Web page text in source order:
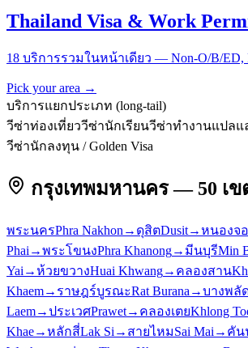
Thailand Visa & Work
18 บริการรวมในหน้าเดียว — Non-O/B/ED,
Pick your area →
บริการแยกประเภท (long-tail)
วีซ่าท่องเที่ยววีซ่านักเรียนวีซ่าทำงานแปลแ
วีซ่านักลงทุน / Golden Visa
กรุงเทพมหานคร — 50 เข
พระนครPhra Nakhon → ดุสิตDusit→หนองจ
Phai →พระโขนงPhra Khanong→ มีนบุรีMin
Yai →ห้วยขวางHuai Khwang→ คลองสาน
Khaem→ ราษฎร์บูรณะRat Burana →บางพลั
Laem→ประเวศPrawet→ คลองเตยKhlong
Khae→หลักสี่Lak Si → สายไหมSai Mai → คัน